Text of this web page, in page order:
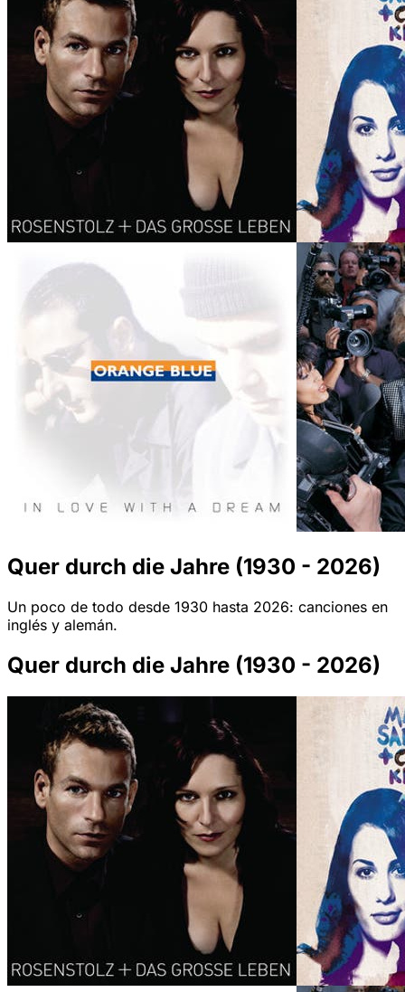
Quer durch die Jahre (1930 - 2026)
Un poco de todo desde 1930 hasta 2026: canciones en
inglés y alemán.
Quer durch die Jahre (1930 - 2026)